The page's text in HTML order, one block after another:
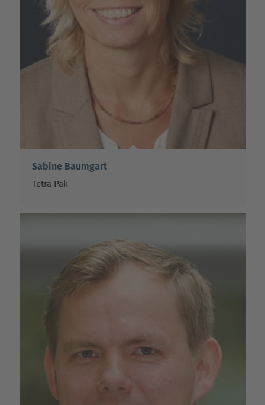
Sabine Baumgart
Tetra Pak